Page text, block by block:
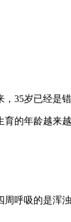
岁已经是错
的年龄越来
呼吸的是